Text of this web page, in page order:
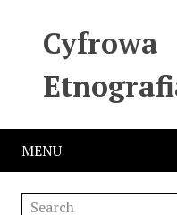
Cyfrowa
MENU